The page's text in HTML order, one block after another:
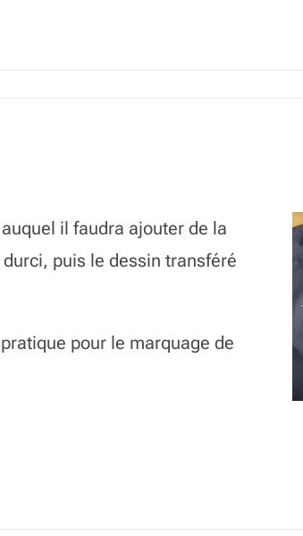
il faudra ajouter de la
puis le dessin transféré
pour le marquage de